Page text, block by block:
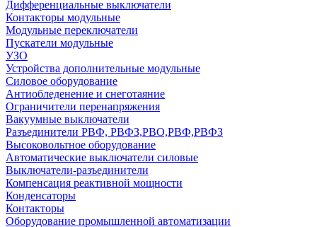
Дифференциальные выключатели
Контакторы модульные
Модульные переключатели
Пускатели модульные
УЗО
Устройства дополнительные модульные
Силовое оборудование
Антиобледенение и снеготаяние
Ограничители перенапряжения
Вакуумные выключатели
Разъединители РВФ, РВФЗ,РВО,РВФ,РВФЗ
Высоковольтное оборудование
Автоматические выключатели cиловые
Выключатели-разъединители
Компенсация реактивной мощности
Конденсаторы
Контакторы
Оборудование промышленной автоматизации